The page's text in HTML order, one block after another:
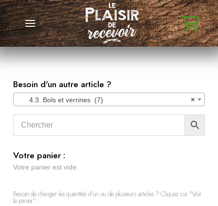
Besoin d'un autre article ?
×
4.3. Bols et verrines (7)
Votre panier :
Votre panier est vide.
Besoin de changer les quantités d'un ou de plusieurs articles ? Cliquez sur "Voir
le panier".